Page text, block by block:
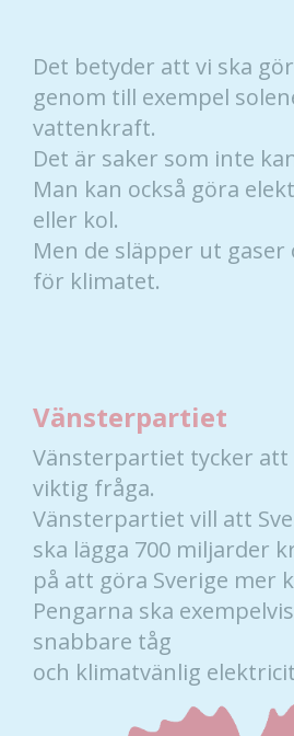
Det betyder att vi ska
genom till exempel
vattenkraft.
Det är saker som inte
Man kan också göra
eller kol.
Men de släpper ut
för klimatet.
Vänsterpartiet
Vänsterpartiet tycker
viktig fråga.
Vänsterpartiet vill att
ska lägga 700 miljarder
på att göra Sverige mer
Pengarna ska
snabbare tåg
och klimatvänlig